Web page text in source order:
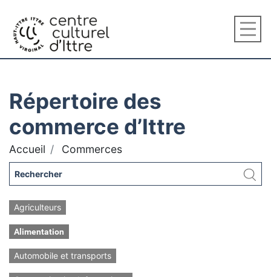
Répertoire des
commerce d’Ittre
Accueil Commerces
Agriculteurs
Alimentation
Automobile et transports